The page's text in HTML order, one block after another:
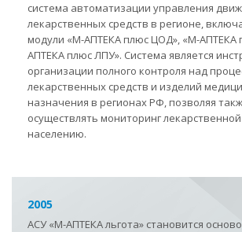
система автоматизации управления
лекарственных средств в регионе,
модули «М-АПТЕКА плюс ЦОД», «М-АПТЕКА
АПТЕКА плюс ЛПУ». Система является
организации полного контроля над
лекарственных средств и изделий
назначения в регионах РФ, позволяя
осуществлять мониторинг
населению.
2005
АСУ «М-АПТЕКА льгота» становится